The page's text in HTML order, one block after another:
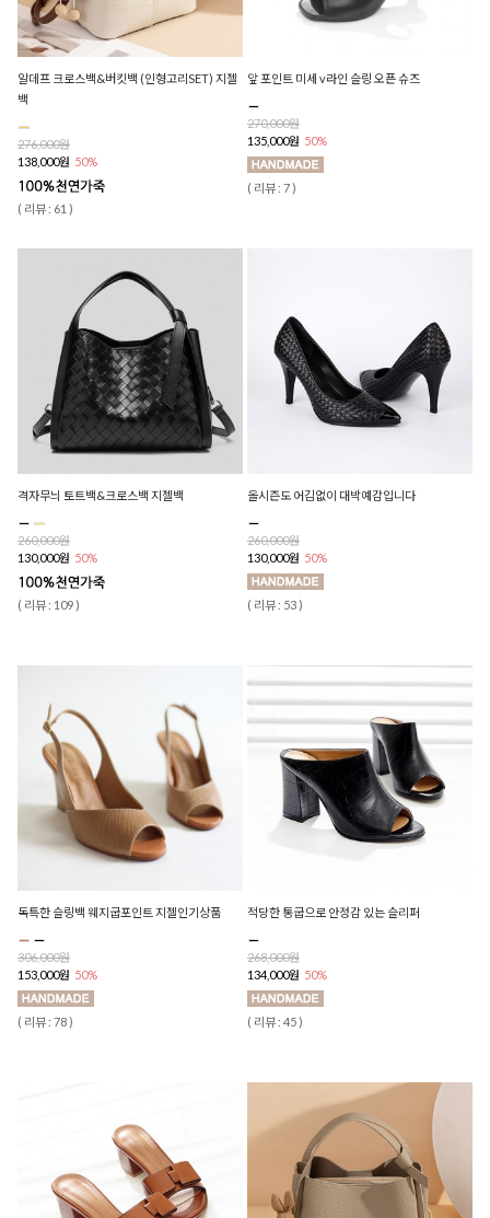
알데프 크로스백&버킷백 (인형고리SET) 지젤
백
276,000원
138,000원 50%
( 리뷰 : 61 )
앞 포인트 미세 v라인 슬링 오픈 슈즈
270,000원
135,000원 50%
( 리뷰 : 7 )
격자무늬 토트백&크로스백 지젤백
260,000원
130,000원 50%
( 리뷰 : 109 )
올시즌도 어김없이 대박예감입니다
260,000원
130,000원 50%
( 리뷰 : 53 )
독특한 슬링백 웨지굽포인트 지젤인기상품
306,000원
153,000원 50%
( 리뷰 : 78 )
적당한 통굽으로 안정감 있는 슬리퍼
268,000원
134,000원 50%
( 리뷰 : 45 )